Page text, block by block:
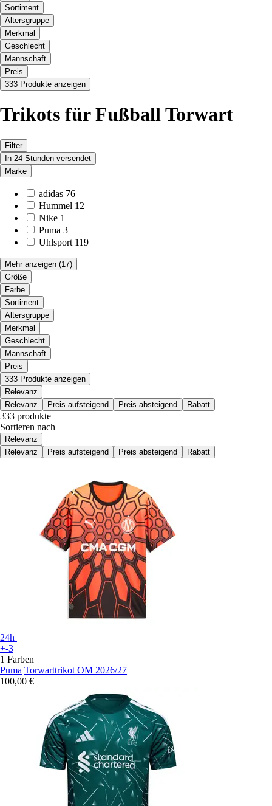
Sortiment
Altersgruppe
Merkmal
Geschlecht
Mannschaft
Preis
333 Produkte anzeigen
Trikots für Fußball Torwart
Filter
In 24 Stunden versendet
Marke
adidas 76
Hummel 12
Nike 1
Puma 3
Uhlsport 119
Mehr anzeigen (17)
Größe
Farbe
Sortiment
Altersgruppe
Merkmal
Geschlecht
Mannschaft
Preis
333 Produkte anzeigen
Relevanz
Relevanz
Preis aufsteigend Preis absteigend Rabatt
333 produkte
Sortieren nach
Relevanz
Relevanz
Preis aufsteigend Preis absteigend Rabatt
24h
+-3
1 Farben
Puma Torwarttrikot OM 2026/27
100,00 €